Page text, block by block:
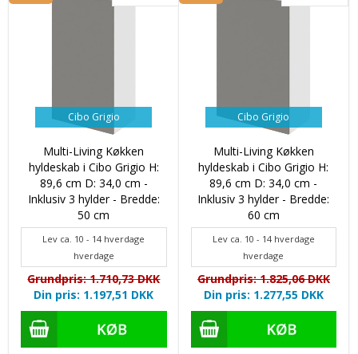
Cibo Grigio
Multi-Living Køkken
hyldeskab i Cibo Grigio H:
89,6 cm D: 34,0 cm -
Inklusiv 3 hylder - Bredde:
50 cm
Lev ca. 10 - 14 hverdage
hverdage
Grundpris: 1.710,73 DKK
Din pris: 1.197,51 DKK
Cibo Grigio
Multi-Living Køkken
hyldeskab i Cibo Grigio H:
89,6 cm D: 34,0 cm -
Inklusiv 3 hylder - Bredde:
60 cm
Lev ca. 10 - 14 hverdage
hverdage
Grundpris: 1.825,06 DKK
Din pris: 1.277,55 DKK